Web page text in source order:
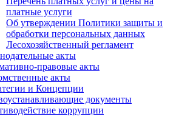
платные услуги
Об утверждении Политики защиты и
обработки персональных данных
Лесохозяйственный регламент
акты
правовые акты
акты
и Концепции
документы
коррупции